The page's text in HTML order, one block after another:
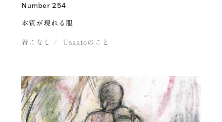
Number 254
本質が現れる服
着こなし Usaatoのこと